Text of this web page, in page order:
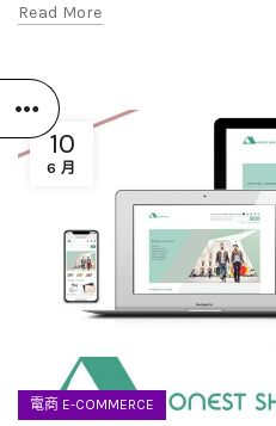
Read More
10
6 月
電商 E-COMMERCE